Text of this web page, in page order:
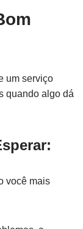
um serviço
quando algo dá
você mais